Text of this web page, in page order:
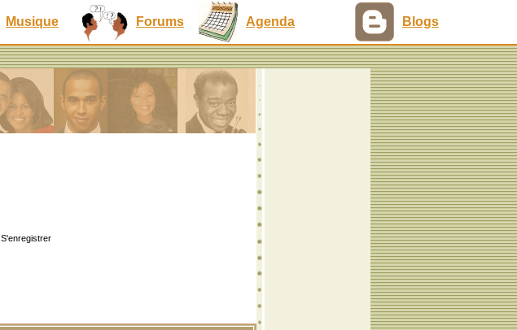
Musique Forums Agenda Blogs
S'enregistrer